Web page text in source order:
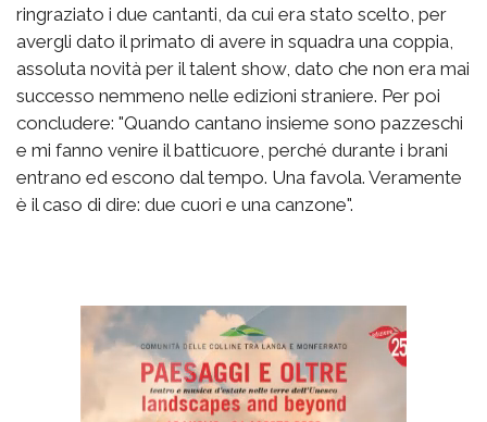
ringraziato i due cantanti, da cui era stato scelto, per
avergli dato il primato di avere in squadra una coppia,
assoluta novità per il talent show, dato che non era mai
successo nemmeno nelle edizioni straniere. Per poi
concludere: "Quando cantano insieme sono pazzeschi
e mi fanno venire il batticuore, perché durante i brani
entrano ed escono dal tempo. Una favola. Veramente
è il caso di dire: due cuori e una canzone".